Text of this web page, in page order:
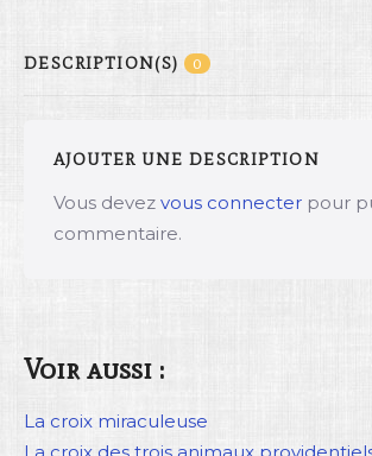
DESCRIPTION(S) 0
AJOUTER UNE DESCRIPTION
Vous devez vous connecter pour
commentaire.
Voir aussi :
La croix miraculeuse